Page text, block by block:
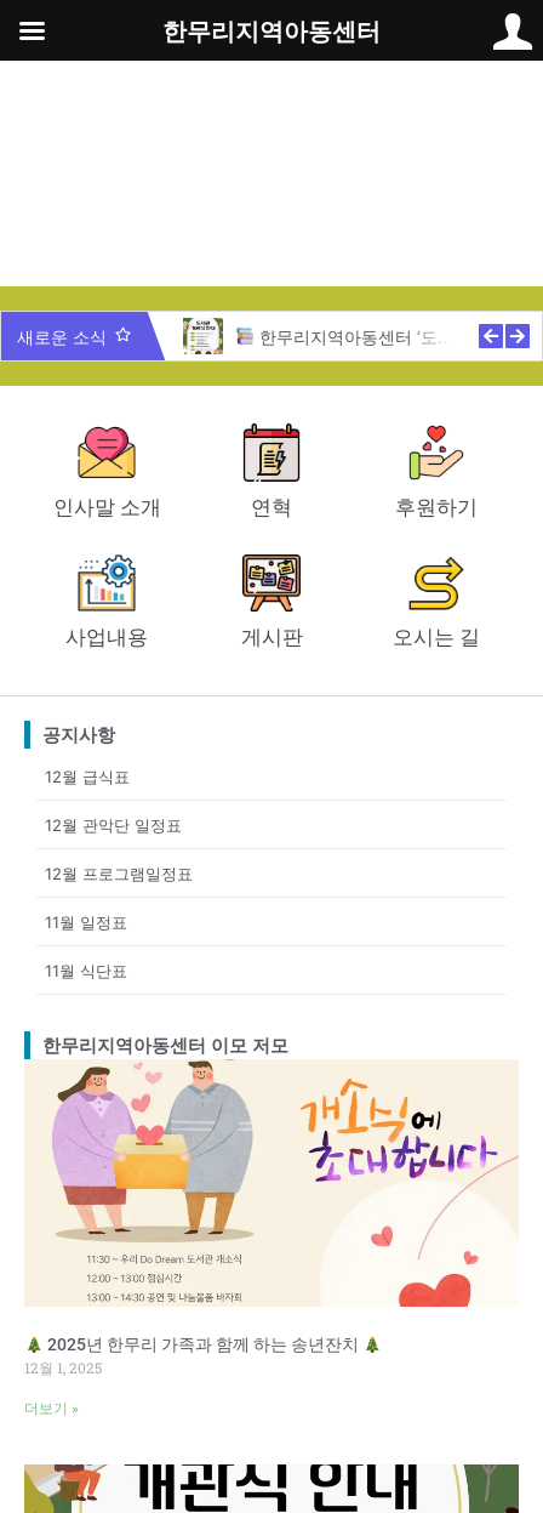
새로운 소식
가족과 함께 하는 송년잔치 한무리지역아동센터 ‘도서관 개관식’ 안내
인사말 소개 연혁 후원하기
사업내용 게시판 오시는 길
공지사항
12월 급식표
12월 관악단 일정표
12월 프로그램일정표
11월 일정표
11월 식단표
한무리지역아동센터 이모 저모
2025년 한무리 가족과 함께 하는 송년잔치
12월 1, 2025
더보기 »
한무리지역아동센터